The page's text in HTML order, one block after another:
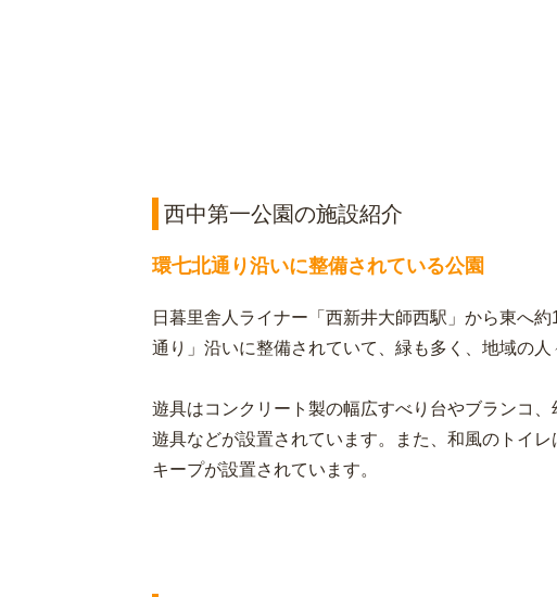
西中第一公園の施設紹介
環七北通り沿いに整備されている公園
日暮里舎人ライナー「西新井大師西駅」から東へ
通り」沿いに整備されていて、緑も多く、地域の人
遊具はコンクリート製の幅広すべり台やブランコ
遊具などが設置されています。また、和風のトイ
キープが設置されています。